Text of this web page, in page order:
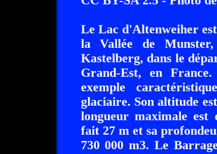
Le Lac d'Altenweiher
la Vallée de
Kastelberg, dans le
Grand-Est, en
exemple
glaciaire. Son altitude
longueur maximale
fait 27 m et sa
730 000 m3. Le